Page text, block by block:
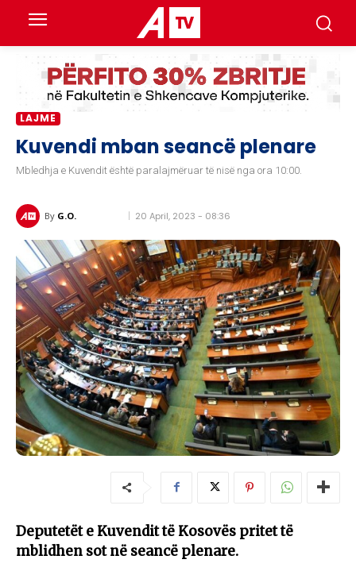
LAJME
Kuvendi mban seancë plenare
Mbledhja e Kuvendit është paralajmëruar të nisë nga ora 10:00.
By G.O. 20 April, 2023 - 08:36
Deputetët e Kuvendit të Kosovës pritet të
mblidhen sot në seancë plenare.